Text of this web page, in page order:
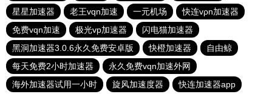
星星加速器
老王vqn加速 一元机场
快连vρn加速器
免费vqn加速
极光vp加速器
闪电猫加速器
黑洞加速器3.0.6永久免费安卓版
快橙加速器
自由鲸
每天免费2小时加速器
永久免费vqn加速外网
海外加速器试用一小时
旋风加速度器 快连加速器app